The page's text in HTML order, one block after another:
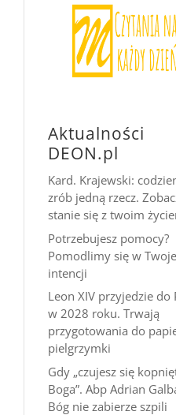
Aktualności
DEON.pl
Kard. Krajewski:
zrób jedną rzecz.
stanie się z twoim
Potrzebujesz pomocy?
Pomodlimy się w
intencji
Leon XIV przyjedzie do
w 2028 roku. Trwają
przygotowania do
pielgrzymki
Gdy „czujesz się
Boga”. Abp Adrian
Bóg nie zabierze szpili